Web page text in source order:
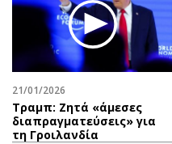
21/01/2026
Τραμπ: Ζητά «άμεσες
διαπραγματεύσεις» για
τη Γροιλανδία